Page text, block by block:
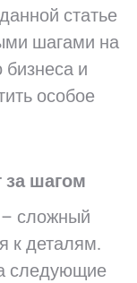
статье
шагами на
бизнеса и
особое
за шагом
– сложный
к деталям.
следующие